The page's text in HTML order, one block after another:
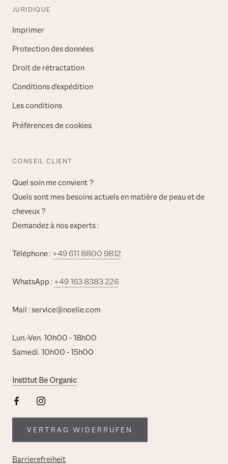
JURIDIQUE
Imprimer
Protection des données
Droit de rétractation
Conditions d'expédition
Les conditions
Préférences de cookies
CONSEIL CLIENT
Quel soin me convient ?
Quels sont mes besoins actuels en matière de peau et de
cheveux ?
Demandez à nos experts :
Téléphone : +49 611 8800 9812
WhatsApp : +49 163 8383 226
Mail : service@noelie.com
Lun.-Ven. 10h00 - 18h00
Samedi. 10h00 - 15h00
Institut Be Organic
VERTRAG WIDERRUFEN
Barrierefreiheit